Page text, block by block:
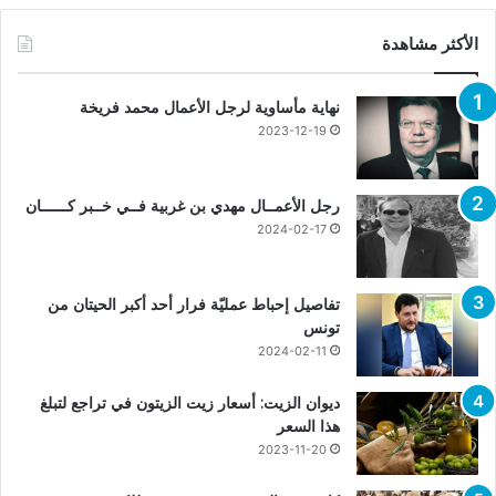
الأكثر مشاهدة
نهاية مأساوية لرجل الأعمال محمد فريخة
2023-12-19
رجل الأعمــال مهدي بن غربية فــي خــبر كــــــان
2024-02-17
تفاصيل إحباط عمليّة فرار أحد أكبر الحيتان من
تونس
2024-02-11
ديوان الزيت: أسعار زيت الزيتون في تراجع لتبلغ
هذا السعر
2023-11-20